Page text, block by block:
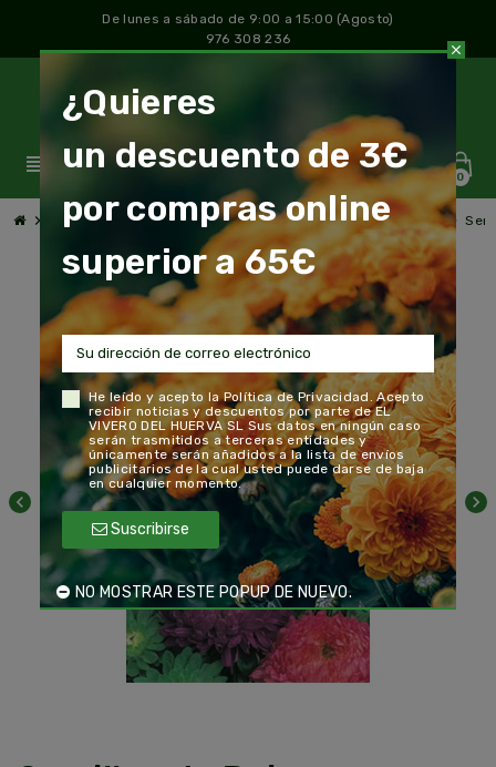
De lunes a sábado de 9:00 a 15:00 (Agosto)
976 308 236
view_headline 0
chevron_right Jardín y Huertochevron_right Semillas y semilleros chevron_rightSemillas Floreschevron_right
chevron_left chevron_right
close
¿Quieres
un descuento de 3€
por compras online
superior a 65€
He leído y acepto laPolítica de Privacidad . Acepto
recibir noticias y descuentos por parte de EL
VIVERO DEL HUERVA SL Sus datos en ningún caso
serán trasmitidos a terceras entidades y
únicamente serán añadidos a la lista de envíos
publicitarios de la cual usted puede darse de baja
en cualquier momento.
Suscribirse
NO MOSTRAR ESTE POPUP DE NUEVO.